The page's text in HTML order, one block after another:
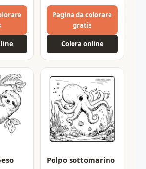
Pagina da colorare
gratis
Colora online
Polpo sottomarino